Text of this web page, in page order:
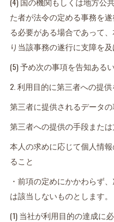
た者が法令の定める事務を
る必要がある場合であって
り当該事務の遂行に支障を
(5) 予め次の事項を告知ある
2. 利用目的に第三者への提
第三者に提供されるデータの
第三者への提供の手段また
本人の求めに応じて個人情
ること
・前項の定めにかかわらず
は該当しないものとします。
(1) 当社が利用目的の達成に